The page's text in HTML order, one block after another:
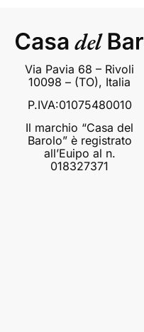
Via Pavia 68 – Rivoli
10098 – (TO), Italia
P.IVA:01075480010
Il marchio “Casa del
Barolo” è registrato
all’Euipo al n.
018327371